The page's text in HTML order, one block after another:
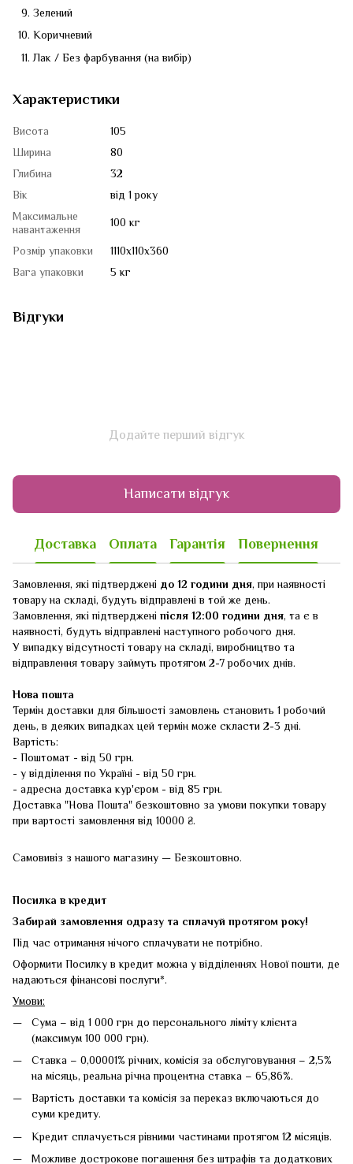
Зелений
Коричневий
Лак / Без фарбування (на вибір)
Характеристики
Висота
105
Ширина
80
Глибина
32
Вік
від 1 року
Максимальне
навантаження
100 кг
Розмір упаковки
1110х110х360
Вага упаковки
5 кг
Відгуки
Додайте перший відгук
Написати відгук
Доставка Оплата Гарантія Повернення
Замовлення, які підтверджені до 12 години дня, при наявності
товару на складі, будуть відправлені в той же день.
Замовлення, які підтверджені після 12:00 години дня, та є в
наявності, будуть відправлені наступного робочого дня.
У випадку відсутності товару на складі, виробництво та
відправлення товару займуть протягом 2-7 робочих днів.
Нова пошта
Термін доставки для більшості замовлень становить 1 робочий
день, в деяких випадках цей термін може скласти 2-3 дні.
Вартість:
- Поштомат - від 50 грн.
- у відділення по Україні - від 50 грн.
- адресна доставка кур'єром - від 85 грн.
Доставка "Нова Пошта" безкоштовно за умови покупки товару
при вартості замовлення від 10000 ₴.
Самовивіз з нашого магазину — Безкоштовно.
Посилка в кредит
Забирай замовлення одразу та сплачуй протягом року!
Під час отримання нічого сплачувати не потрібно.
Оформити Посилку в кредит можна у відділеннях Нової пошти, де
надаються фінансові послуги*.
Умови:
Сума – від 1 000 грн до персонального ліміту клієнта
(максимум 100 000 грн).
Ставка – 0,00001% річних, комісія за обслуговування – 2,5%
на місяць, реальна річна процентна ставка – 65,86%.
Вартість доставки та комісія за переказ включаються до
суми кредиту.
Кредит сплачується рівними частинами протягом 12 місяців.
Можливе дострокове погашення без штрафів та додаткових